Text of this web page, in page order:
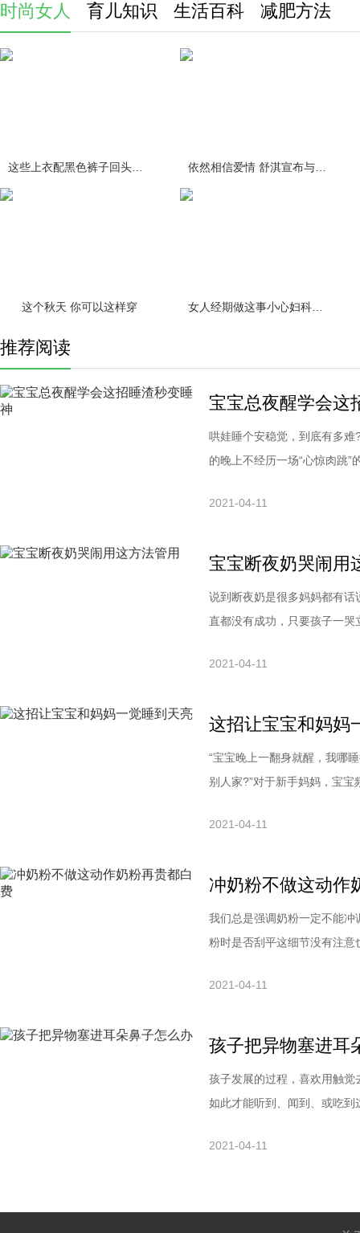
时尚女人 育儿知识 生活百科 减肥方法
这个秋天 你可以这样穿
推荐阅读
宝宝总夜醒学会这
哄娃睡个安稳觉，到底有多
的晚上不经历一场“心惊肉
要“根据地”——手+口，本菌
2021-04-11
宝宝断夜奶哭闹用
说到断夜奶是很多妈妈都有
直都没有成功，只要孩子一哭
绪、整体状态都不佳。2、妈
2021-04-11
这招让宝宝和妈妈
“宝宝晚上一翻身就醒，我哪
别人家?”对于新手妈妈，宝
理。有一种夜醒叫妈把我弄醒
2021-04-11
冲奶粉不做这动作
我们总是强调奶粉一定不能
粉时是否刮平这细节没有注
下，是为了舀多的奶粉去掉
2021-04-11
孩子把异物塞进耳
孩子发展的过程，喜欢用触
如此才能听到、闻到、或吃
就会利用打喷嚏的方式试图
2021-04-11